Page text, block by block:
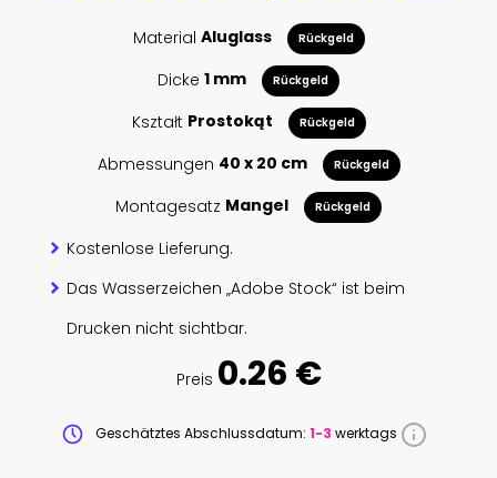
Material Aluglass Rückgeld
Dicke 1 mm Rückgeld
Kształt Prostokąt Rückgeld
Abmessungen 40 x 20 cm Rückgeld
Montagesatz Mangel Rückgeld
Kostenlose Lieferung.
Das Wasserzeichen „Adobe Stock“ ist beim
Drucken nicht sichtbar.
Preis 0.26 €
Geschätztes Abschlussdatum: 1-3 werktags